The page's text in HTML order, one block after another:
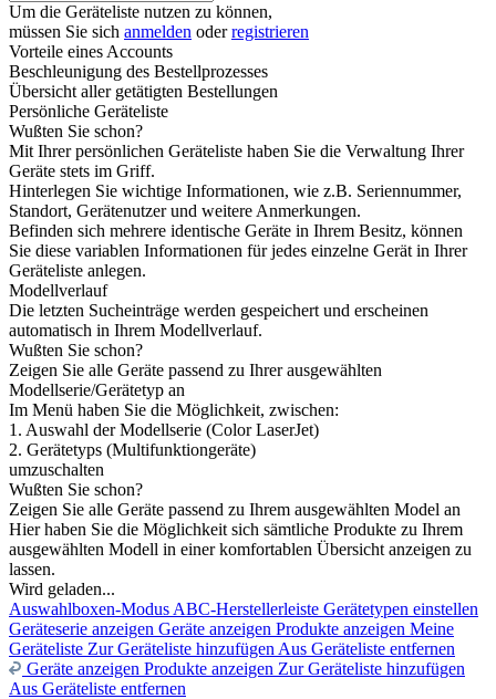
Um die Geräteliste nutzen zu können,
müssen Sie sich anmelden oderregistrieren
Vorteile eines Accounts
Beschleunigung des Bestellprozesses
Übersicht aller getätigten Bestellungen
Persönliche Geräteliste
Wußten Sie schon?
Mit Ihrer persönlichen Geräteliste haben Sie die Verwaltung Ihrer
Geräte stets im Griff.
Hinterlegen Sie wichtige Informationen, wie z.B. Seriennummer,
Standort, Gerätenutzer und weitere Anmerkungen.
Befinden sich mehrere identische Geräte in Ihrem Besitz, können
Sie diese variablen Informationen für jedes einzelne Gerät in Ihrer
Geräteliste anlegen.
Modellverlauf
Die letzten Sucheinträge werden gespeichert und erscheinen
automatisch in Ihrem Modellverlauf.
Wußten Sie schon?
Zeigen Sie alle Geräte passend zu Ihrer ausgewählten
Modellserie/Gerätetyp an
Im Menü haben Sie die Möglichkeit, zwischen:
1. Auswahl der Modellserie (Color LaserJet)
2. Gerätetyps (Multifunktiongeräte)
umzuschalten
Wußten Sie schon?
Zeigen Sie alle Geräte passend zu Ihrem ausgewählten Model an
Hier haben Sie die Möglichkeit sich sämtliche Produkte zu Ihrem
ausgewählten Modell in einer komfortablen Übersicht anzeigen zu
lassen.
Wird geladen...
Auswahlboxen-Modus ABC-Herstellerleiste Gerätetypen einstellen
Geräteserie anzeigen Geräte anzeigen Produkte anzeigen Meine
Geräteliste Zur Geräteliste hinzufügen Aus Geräteliste entfernen
Geräte anzeigen Produkte anzeigen Zur Geräteliste hinzufügen
Aus Geräteliste entfernen